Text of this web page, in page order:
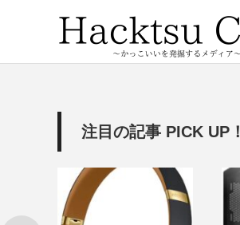
注目の記事 PICK UP！